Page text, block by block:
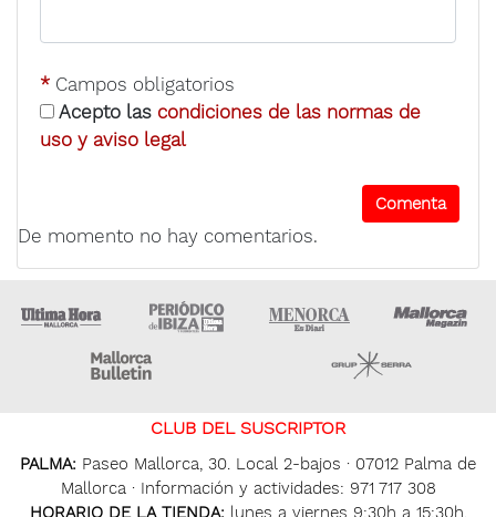
* Campos obligatorios
Acepto las condiciones de las normas de
uso y aviso legal
De momento no hay comentarios.
Ultima Hora Ultima hora Ibiza Menorca • Es Diari
CLUB DEL SUSCRIPTOR
PALMA: Paseo Mallorca, 30. Local 2-bajos · 07012 Palma de
Mallorca · Información y actividades: 971 717 308